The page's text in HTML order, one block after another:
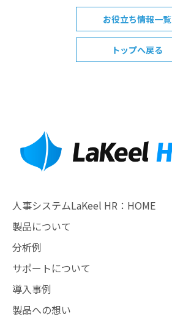
お役立ち情報一覧
トップへ戻る
人事システムLaKeel HR：HOME
製品について
分析例
サポートについて
導入事例
製品への想い